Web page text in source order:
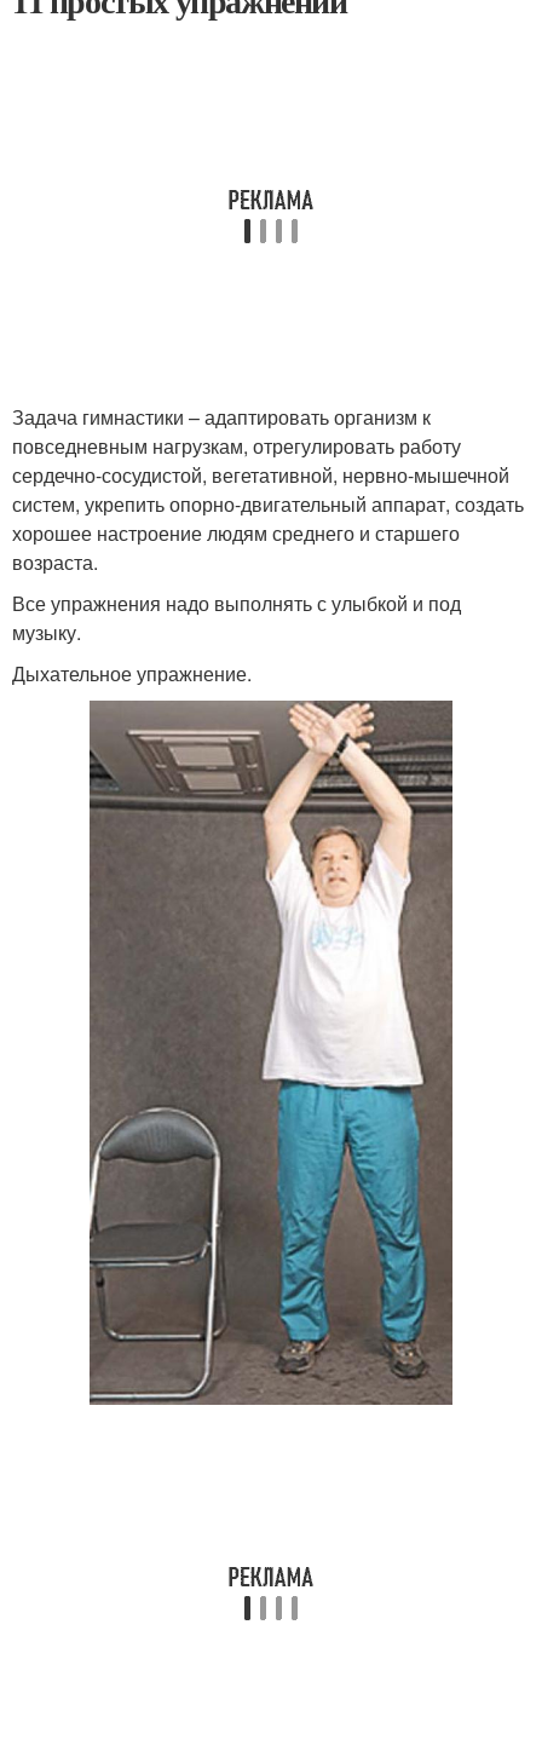
Задача гимнастики – адаптировать организм к
повседневным нагрузкам, отрегулировать работу
сердечно-сосудистой, вегетативной, нервно-мышечной
систем, укрепить опорно-двигательный аппарат, создать
хорошее настроение людям среднего и старшего
возраста.
Все упражнения надо выполнять с улыбкой и под
музыку.
Дыхательное упражнение.